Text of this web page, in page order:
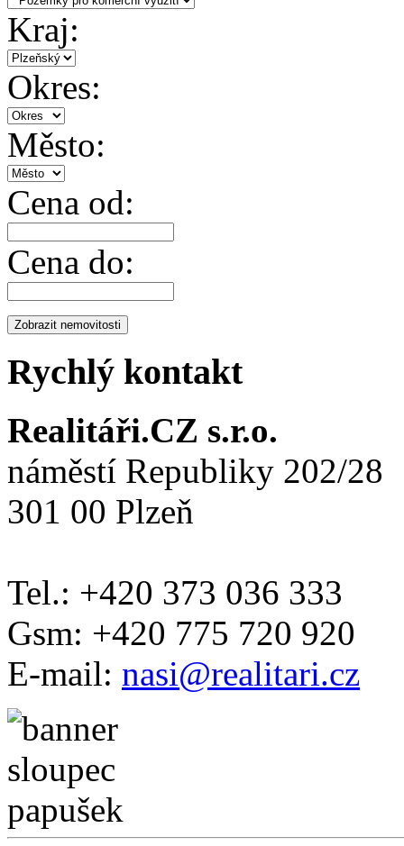
Kraj:
Okres:
Město:
Cena od:
Cena do:
Rychlý kontakt
Realitáři.CZ s.r.o.
náměstí Republiky 202/28
301 00 Plzeň
Tel.: +420 373 036 333
Gsm: +420 775 720 920
E-mail: nasi@realitari.cz